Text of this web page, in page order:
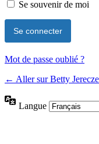
Se souvenir de moi
Mot de passe oublié ?
← Aller sur Betty
Langue